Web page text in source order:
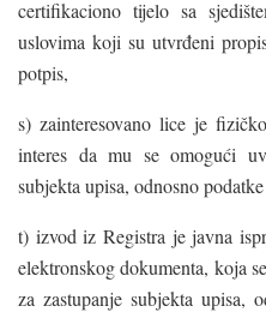
certifikaciono tijelo sa
uslovima koji su utvrđeni
potpis,
s) zainteresovano lice je
interes da mu se omogući
subjekta upisa, odnosno
t) izvod iz Registra je javna
elektronskog dokumenta, koja
za zastupanje subjekta upisa,